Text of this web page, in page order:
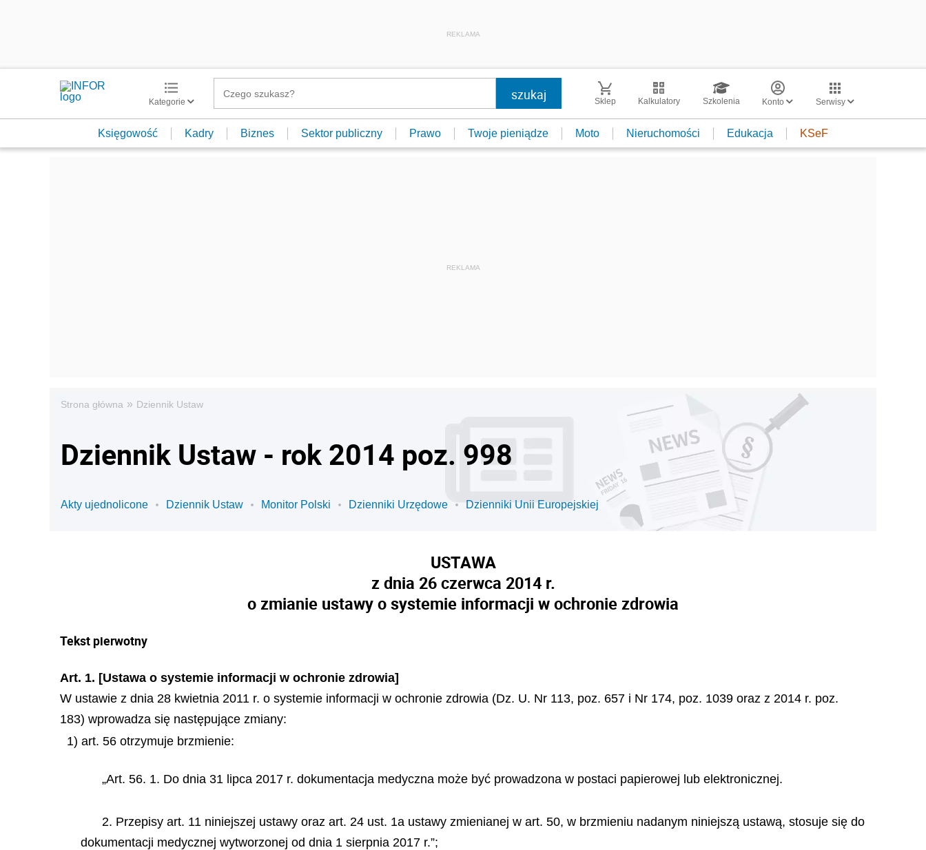
REKLAMA
Kategorie Sklep Kalkulatory Szkolenia Konto Serwisy
Księgowość Kadry Biznes Sektor publiczny Prawo Twoje pieniądze Moto Nieruchomości Edukacja KSeF
Strona główna » Dziennik Ustaw
Dziennik Ustaw - rok 2014 poz. 998
Akty ujednolicone Dziennik Ustaw Monitor Polski Dzienniki Urzędowe Dzienniki Unii Europejskiej
USTAWA
z dnia 26 czerwca 2014 r.
o zmianie ustawy o systemie informacji w ochronie zdrowia
Tekst pierwotny
Art. 1. [Ustawa o systemie informacji w ochronie zdrowia]
W ustawie z dnia 28 kwietnia 2011 r. o systemie informacji w ochronie zdrowia (Dz. U. Nr 113, poz. 657 i Nr 174, poz. 1039 oraz z 2014 r. poz.
183) wprowadza się następujące zmiany:
1) art. 56 otrzymuje brzmienie:
„Art. 56. 1. Do dnia 31 lipca 2017 r. dokumentacja medyczna może być prowadzona w postaci papierowej lub elektronicznej.
2. Przepisy art. 11 niniejszej ustawy oraz art. 24 ust. 1a ustawy zmienianej w art. 50, w brzmieniu nadanym niniejszą ustawą, stosuje się do
dokumentacji medycznej wytworzonej od dnia 1 sierpnia 2017 r.”;